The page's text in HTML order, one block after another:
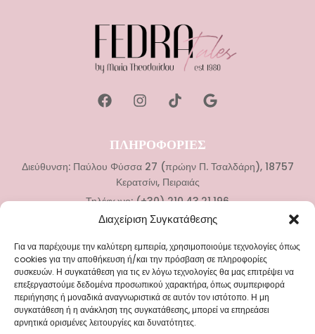
Διαχείριση Συγκατάθεσης
Για να παρέχουμε την καλύτερη εμπειρία, χρησιμοποιούμε τεχνολογίες όπως
cookies για την αποθήκευση ή/και την πρόσβαση σε πληροφορίες
συσκευών. Η συγκατάθεση για τις εν λόγω τεχνολογίες θα μας επιτρέψει να
επεξεργαστούμε δεδομένα προσωπικού χαρακτήρα, όπως συμπεριφορά
περιήγησης ή μοναδικά αναγνωριστικά σε αυτόν τον ιστότοπο. Η μη
συγκατάθεση ή η ανάκληση της συγκατάθεσης, μπορεί να επηρεάσει
αρνητικά ορισμένες λειτουργίες και δυνατότητες.
ΠΛΗΡΟΦΟΡΙΕΣ
Διεύθυνση: Παύλου Φύσσα 27 (πρώην Π. Τσαλδάρη), 18757
Κερατσίνι, Πειραιάς
Τηλέφωνο: (+30) 210.43.21.196
Νυφικά
Αξεσουάρ Γάμου
Βαπτιστικά Ρούχα
Αξεσουάρ Βάπτισης